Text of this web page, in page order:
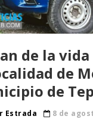
de la
de
de
Estrada
8 de